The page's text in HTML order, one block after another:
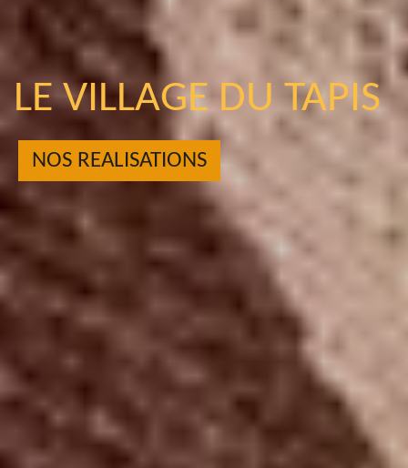
LE VILLAGE DU TAPIS
NOS REALISATIONS